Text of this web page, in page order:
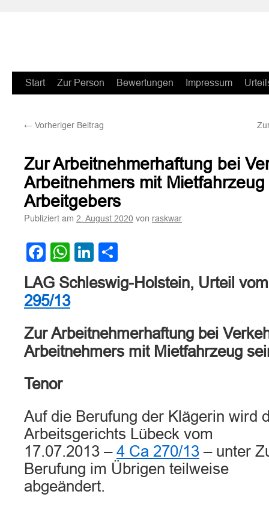
Zum
springen
Start Zur Person Bewertungen Impressum
← Vorheriger Beitrag
Zur Arbeitnehmerhaftung bei
Arbeitnehmers mit
Arbeitgebers
Publiziert am 2. August 2020 von raskwar
Facebook
WhatsApp
LinkedIn
LAG Schleswig-Holstein, Urteil
295/13
Zur Arbeitnehmerhaftung bei
Arbeitnehmers mit Mietfahrzeug
Tenor
Auf die Berufung der Klägerin wird
Arbeitsgerichts Lübeck vom
17.07.2013 – 4 Ca 270/13 – unter
Berufung im Übrigen teilweise
abgeändert.